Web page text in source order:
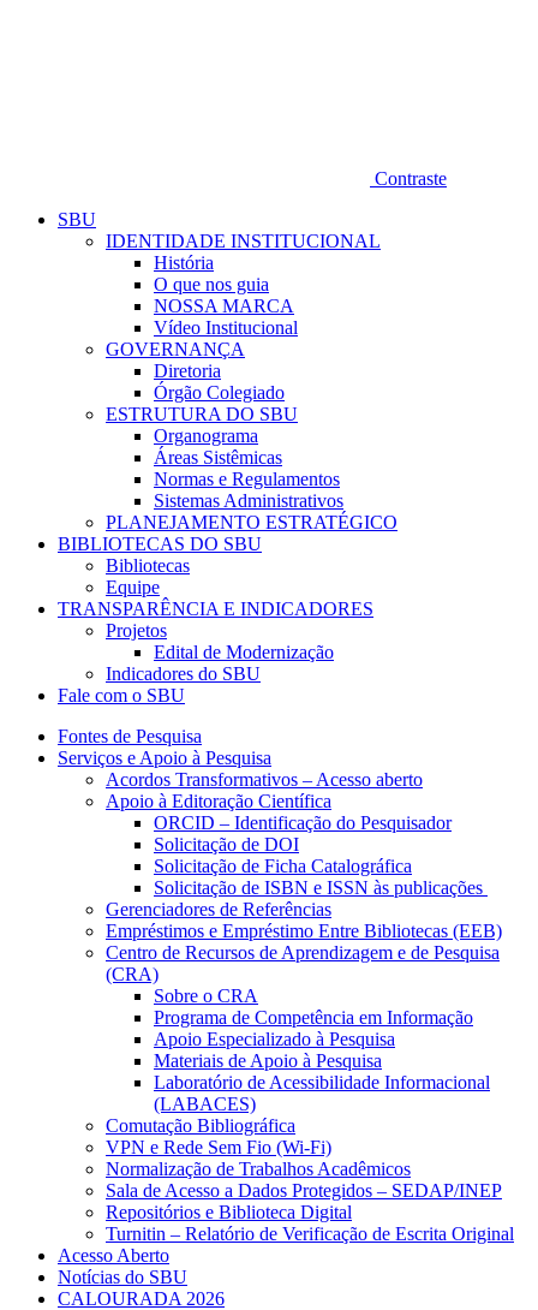
Contraste
SBU
IDENTIDADE INSTITUCIONAL
História
O que nos guia
NOSSA MARCA
Vídeo Institucional
GOVERNANÇA
Diretoria
Órgão Colegiado
ESTRUTURA DO SBU
Organograma
Áreas Sistêmicas
Normas e Regulamentos
Sistemas Administrativos
PLANEJAMENTO ESTRATÉGICO
BIBLIOTECAS DO SBU
Bibliotecas
Equipe
TRANSPARÊNCIA E INDICADORES
Projetos
Edital de Modernização
Indicadores do SBU
Fale com o SBU
Fontes de Pesquisa
Serviços e Apoio à Pesquisa
Acordos Transformativos – Acesso aberto
Apoio à Editoração Científica
ORCID – Identificação do Pesquisador
Solicitação de DOI
Solicitação de Ficha Catalográfica
Solicitação de ISBN e ISSN às publicações
Gerenciadores de Referências
Empréstimos e Empréstimo Entre Bibliotecas (EEB)
Centro de Recursos de Aprendizagem e de Pesquisa
(CRA)
Sobre o CRA
Programa de Competência em Informação
Apoio Especializado à Pesquisa
Materiais de Apoio à Pesquisa
Laboratório de Acessibilidade Informacional
(LABACES)
Comutação Bibliográfica
VPN e Rede Sem Fio (Wi-Fi)
Normalização de Trabalhos Acadêmicos
Sala de Acesso a Dados Protegidos – SEDAP/INEP
Repositórios e Biblioteca Digital
Turnitin – Relatório de Verificação de Escrita Original
Acesso Aberto
Notícias do SBU
CALOURADA 2026